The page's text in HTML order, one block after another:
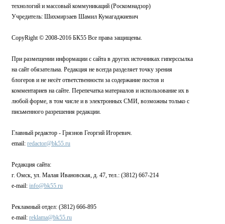
технологий и массовый коммуникаций (Роскомнадзор)
Учредитель: Шихмирзаев Шамил Кумагаджиевич
CopyRight © 2008-2016 БК55 Все права защищены.
При размещении информации с сайта в других источниках гиперссылка
на сайт обязательна. Редакция не всегда разделяет точку зрения
блогеров и не несёт ответственности за содержание постов и
комментариев на сайте. Перепечатка материалов и использование их в
любой форме, в том числе и в электронных СМИ, возможны только с
письменного разрешения редакции.
Главный редактор - Грязнов Георгий Игоревич.
email: redactor@bk55.ru
Редакция сайта:
г. Омск, ул. Малая Ивановская, д. 47, тел.: (3812) 667-214
e-mail: info@bk55.ru
Рекламный отдел: (3812) 666-895
e-mail: reklama@bk55.ru